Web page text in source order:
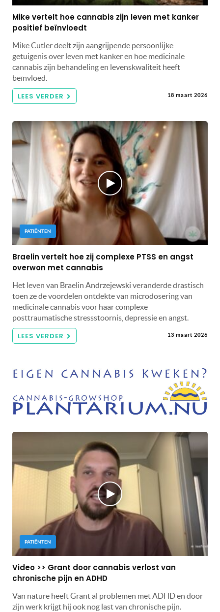
Mike vertelt hoe cannabis zijn leven met kanker
positief beïnvloedt
Mike Cutler deelt zijn aangrijpende persoonlijke
getuigenis over leven met kanker en hoe medicinale
cannabis zijn behandeling en levenskwaliteit heeft
beïnvloed.
LEES VERDER 18 maart 2026
PATIËNTEN
Braelin vertelt hoe zij complexe PTSS en angst
overwon met cannabis
Het leven van Braelin Andrzejewski veranderde drastisch
toen ze de voordelen ontdekte van microdosering van
medicinale cannabis voor haar complexe
posttraumatische stressstoornis, depressie en angst.
LEES VERDER 13 maart 2026
PATIËNTEN
Video >> Grant door cannabis verlost van
chronische pijn en ADHD
Van nature heeft Grant al problemen met ADHD en door
zijn werk krijgt hij ook nog last van chronische pijn.